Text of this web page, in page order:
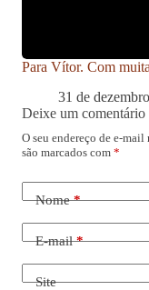
Para Vítor. Com
31 de
Deixe um comentário
O seu endereço de e-
são marcados com *
Nome*
E-mail*
Site